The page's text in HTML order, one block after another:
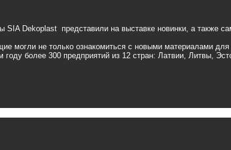
Dekoplast представили на выставке новинки, а также
могли не только ознакомиться с новыми материалами для
более 300 предприятий из 12 стран: Латвии, Литвы,